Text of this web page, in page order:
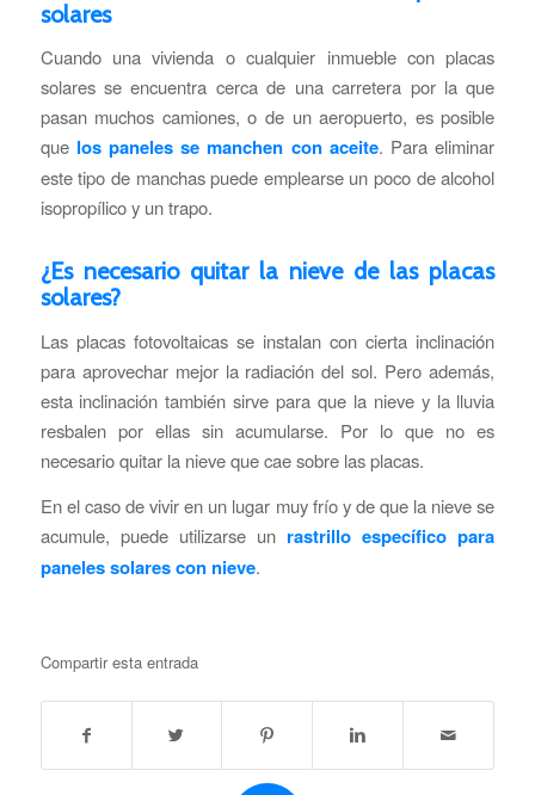
solares
Cuando una vivienda o cualquier inmueble con placas
solares se encuentra cerca de una carretera por la que
pasan muchos camiones, o de un aeropuerto, es posible
quelos paneles se manchen con aceite. Para eliminar
este tipo de manchas puede emplearse un poco de alcohol
isopropílico y un trapo.
¿Es necesario quitar la nieve de las placas
solares?
Las placas fotovoltaicas se instalan con cierta inclinación
para aprovechar mejor la radiación del sol. Pero además,
esta inclinación también sirve para que la nieve y la lluvia
resbalen por ellas sin acumularse. Por lo que no es
necesario quitar la nieve que cae sobre las placas.
En el caso de vivir en un lugar muy frío y de que la nieve se
acumule, puede utilizarse un rastrillo específico para
paneles solares con nieve.
Compartir esta entrada